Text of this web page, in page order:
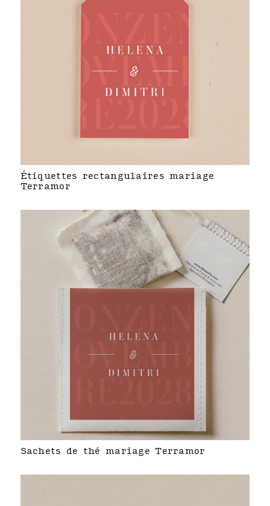
Étiquettes rectangulaires mariage
Terramor
Sachets de thé mariage Terramor